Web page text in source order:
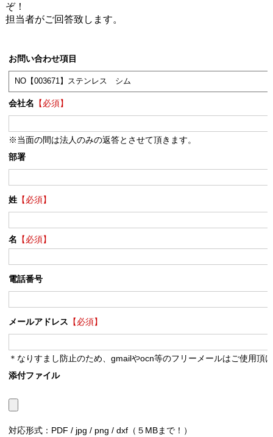
ぞ！
担当者がご回答致します。
お問い合わせ項目
会社名 【必須】
※当面の間は法人のみの返答とさせて頂きます。
部署
姓【必須】
名 【必須】
電話番号
メールアドレス 【必須】
＊なりすまし防止のため、gmailやocn等のフリーメールはご使用頂
添付ファイル
対応形式：PDF / jpg / png / dxf（５MBまで！）